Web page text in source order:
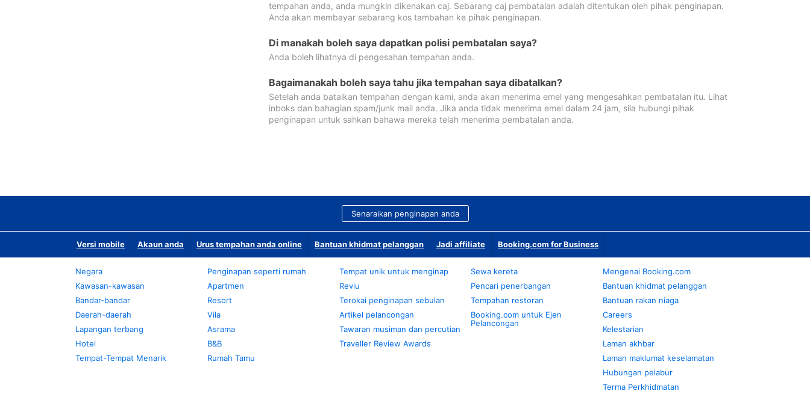
tempahan anda, anda mungkin dikenakan caj. Sebarang caj pembatalan adalah ditentukan oleh pihak penginapan.
Anda akan membayar sebarang kos tambahan ke pihak penginapan.
Di manakah boleh saya dapatkan polisi pembatalan saya?
Anda boleh lihatnya di pengesahan tempahan anda.
Bagaimanakah boleh saya tahu jika tempahan saya dibatalkan?
Setelah anda batalkan tempahan dengan kami, anda akan menerima emel yang mengesahkan pembatalan itu. Lihat
inboks dan bahagian spam/junk mail anda. Jika anda tidak menerima emel dalam 24 jam, sila hubungi pihak
penginapan untuk sahkan bahawa mereka telah menerima pembatalan anda.
Senaraikan penginapan anda
Versi mobile Akaun anda Urus tempahan anda online Bantuan khidmat pelanggan Jadi affiliate Booking.com for Business
Negara
Kawasan-kawasan
Bandar-bandar
Daerah-daerah
Lapangan terbang
Hotel
Tempat-Tempat Menarik
Penginapan seperti rumah
Apartmen
Resort
Vila
Asrama
B&B
Rumah Tamu
Tempat unik untuk menginap
Reviu
Terokai penginapan sebulan
Artikel pelancongan
Tawaran musiman dan percutian
Traveller Review Awards
Sewa kereta
Pencari penerbangan
Tempahan restoran
Booking.com untuk Ejen
Pelancongan
Mengenai Booking.com
Bantuan khidmat pelanggan
Bantuan rakan niaga
Careers
Kelestarian
Laman akhbar
Laman maklumat keselamatan
Hubungan pelabur
Terma Perkhidmatan